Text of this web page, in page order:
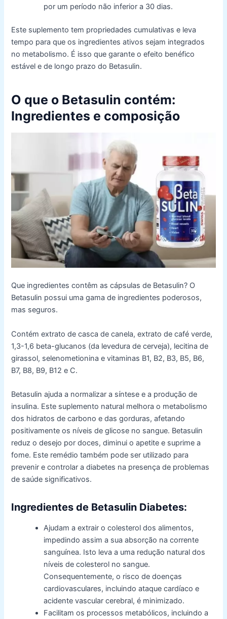
por um período não inferior a 30 dias.
Este suplemento tem propriedades cumulativas e leva
tempo para que os ingredientes ativos sejam integrados
no metabolismo. É isso que garante o efeito benéfico
estável e de longo prazo do Betasulin.
O que o Betasulin contém:
Ingredientes e composição
Que ingredientes contêm as cápsulas de Betasulin? O
Betasulin possui uma gama de ingredientes poderosos,
mas seguros.
Contém extrato de casca de canela, extrato de café verde,
1,3-1,6 beta-glucanos (da levedura de cerveja), lecitina de
girassol, selenometionina e vitaminas B1, B2, B3, B5, B6,
B7, B8, B9, B12 e C.
Betasulin ajuda a normalizar a síntese e a produção de
insulina. Este suplemento natural melhora o metabolismo
dos hidratos de carbono e das gorduras, afetando
positivamente os níveis de glicose no sangue. Betasulin
reduz o desejo por doces, diminui o apetite e suprime a
fome. Este remédio também pode ser utilizado para
prevenir e controlar a diabetes na presença de problemas
de saúde significativos.
Ingredientes de Betasulin Diabetes:
Ajudam a extrair o colesterol dos alimentos,
impedindo assim a sua absorção na corrente
sanguínea. Isto leva a uma redução natural dos
níveis de colesterol no sangue.
Consequentemente, o risco de doenças
cardiovasculares, incluindo ataque cardíaco e
acidente vascular cerebral, é minimizado.
Facilitam os processos metabólicos, incluindo a